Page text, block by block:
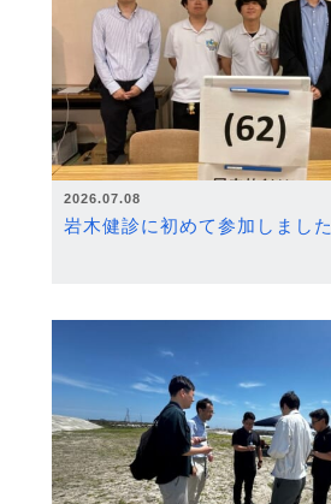
2026.07.08
岩木健診に初めて参加しました